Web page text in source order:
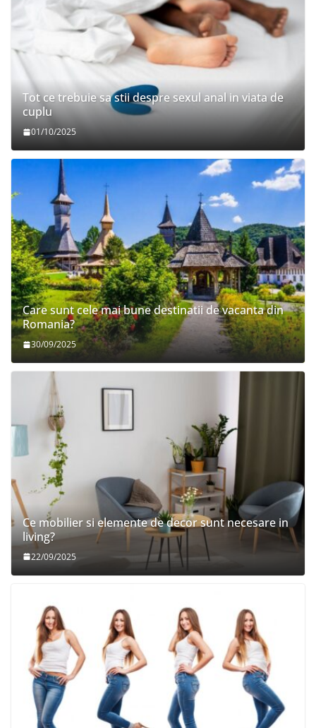
Tot ce trebuie sa stii despre sexul anal in viata de
cuplu
01/10/2025
Care sunt cele mai bune destinatii de vacanta din
Romania?
30/09/2025
Ce mobilier si elemente de decor sunt necesare in
living?
22/09/2025